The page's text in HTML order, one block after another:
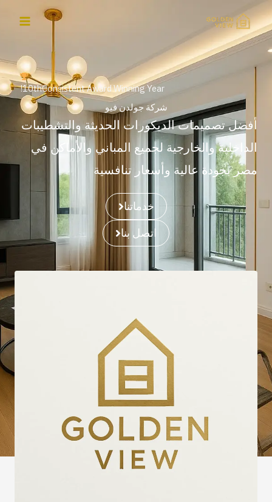
تخطي
إلى
المحتوى
10thConsistent Award Winning Year!
شركة جولدن فيو
أفضل تصميمات الديكورات الحديثة والتشطيبات
الداخلية والخارجية لجميع المباني والأماكن في
مصر بجودة عالية وأسعار تنافسية
خدماتنا
اتصل بنا